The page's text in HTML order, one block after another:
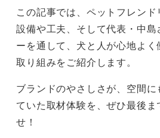
この記事では、ペットフレン
設備や工夫、そして代表・中
ーを通して、犬と人が心地よ
取り組みをご紹介します。
ブランドのやさしさが、空間
ていた取材体験を、ぜひ最後ま
せ！